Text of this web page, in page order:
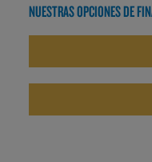
NUESTRAS OPCIONES DE